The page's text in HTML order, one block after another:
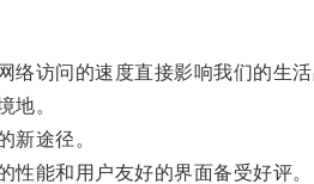
访问的速度直接影响我们的生活
地。
途径。
能和用户友好的界面备受好评。